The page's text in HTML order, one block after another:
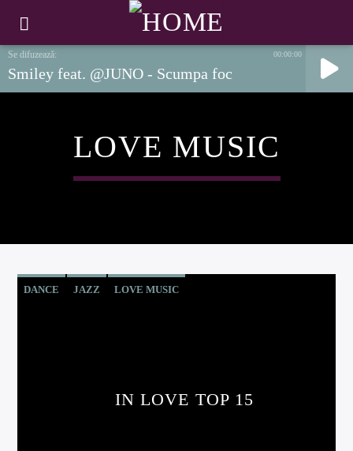
Smiley feat. @JUNO - Scumpa foc
00:00:00
LOVE MUSIC
DANCE JAZZ LOVE MUSIC
IN LOVE TOP 15